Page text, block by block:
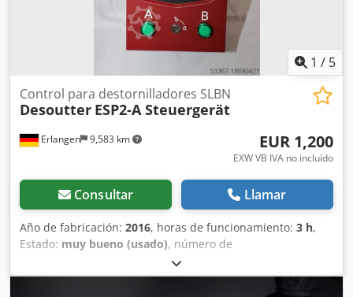
entradas de 100 V o 240 V para una plataforma
estandarizada, reajustes más rápidos y menor costo total
de propiedad. Chsdpfx Asv Iqfzsczea Otras herramientas
1 / 5
Erlangen 9,583 km
Control para destornilladores SLBN
Desoutter ESP2-A Steuergerät
EUR 1,200
EXW VB IVA no incluído
Consultar Llamar
Año de fabricación: 2016, horas de funcionamiento: 3 h,
Estado: muy bueno (usado), número de
6159327080
de nuestro inventario de herramientas de demostración:
Control extendido Desoutter ESP2-A para destornilladores